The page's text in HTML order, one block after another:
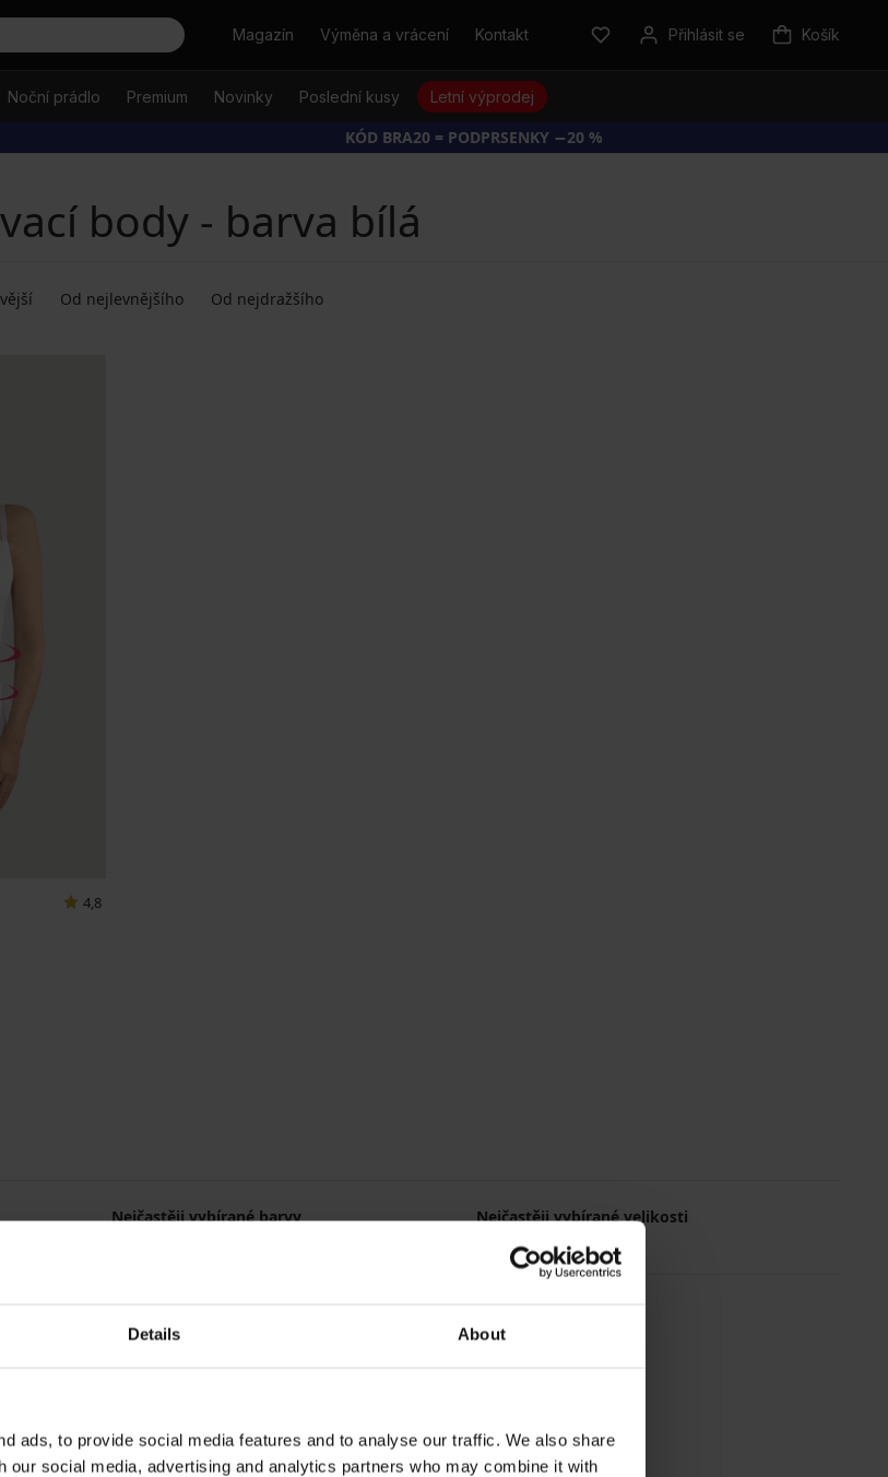
Details About
ads, to provide social media features and to analyse our traffic. We also share
our social media, advertising and analytics partners who may combine it with
HledatMagazín Výměna a vrácení Kontakt Přihlásit se Košík
Noční prádlo Premium Novinky Poslední kusy Letní výprodej
KÓD BRA20 = PODPRSENKY −20 %
body - barva bílá
Od nejlevnějšího Od nejdražšího
4,8
Nejčastěji vybírané barvy
Nejčastěji vybírané velikosti
XL M XXL